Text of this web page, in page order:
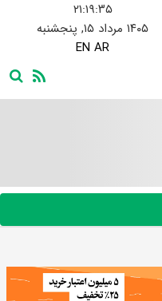
۲۱:۱۹:۳۶
۱۴۰۵ مرداد ۱۵, پنجشنبه
EN AR